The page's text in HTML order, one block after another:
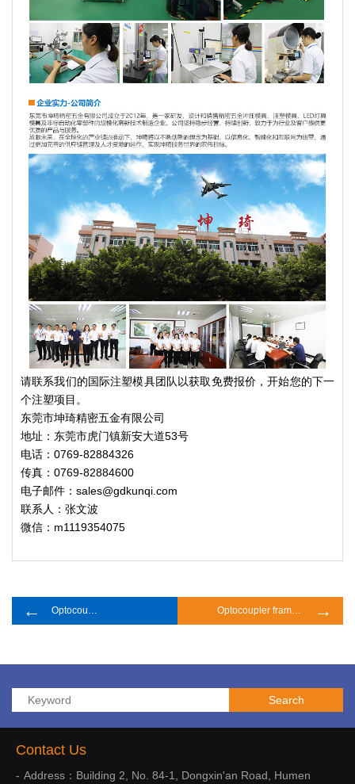
请联系我们的国际注塑模具团队以获取免费报价，开始您的下一
个注塑项目。
东莞市坤琦精密五金有限公司
地址：东莞市虎门镇新安大道53号
电话：0769-82884326
传真：0769-82884600
电子邮件：sales@gdkunqi.com
联系人：张文波
微信：m1119354075
← →
Contact Us
Address：Building 2, No. 84-1, Dongxin'an Road, Humen